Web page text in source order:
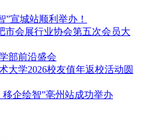
”宣城站顺利举办！
市会展行业协会第五次会员大
部前沿盛会
大学2026校友值年返校活动圆
企绘智”亳州站成功举办